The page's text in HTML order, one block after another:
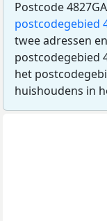
Postcode
postcodegebied
twee adressen
postcodegebied
het
huishoudens in